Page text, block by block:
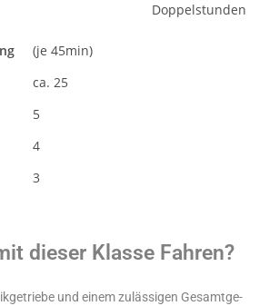
Doppelstunden
(je 45min)
ca. 25
5
4
3
dieser Klasse Fahren?
und einem zuläs­sigen Gesamt­ge­